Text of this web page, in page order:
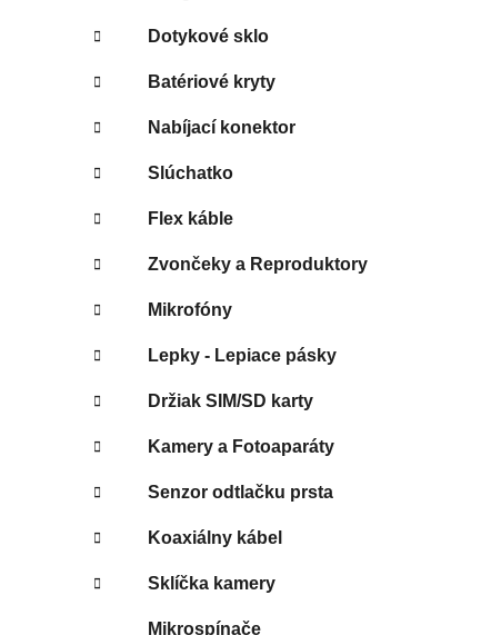
Dotykové sklo
Batériové kryty
Nabíjací konektor
Slúchatko
Flex káble
Zvončeky a Reproduktory
Mikrofóny
Lepky - Lepiace pásky
Držiak SIM/SD karty
Kamery a Fotoaparáty
Senzor odtlačku prsta
Koaxiálny kábel
Sklíčka kamery
Mikrospínače